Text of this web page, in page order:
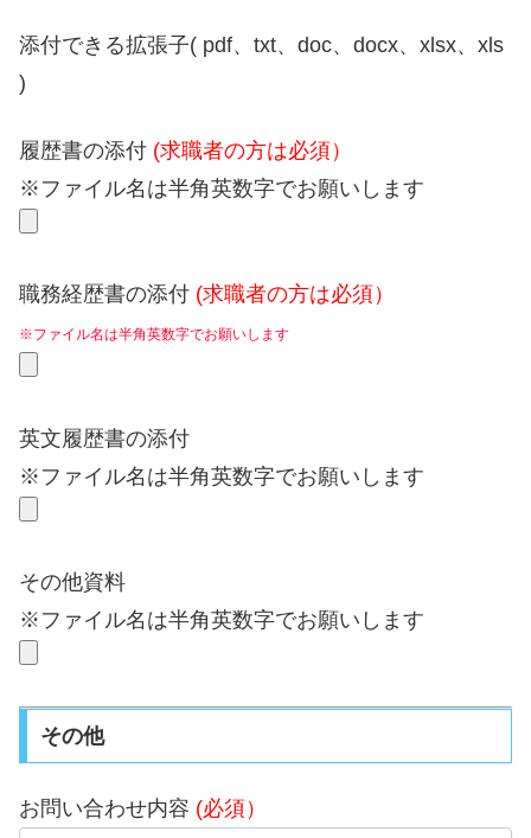
添付できる拡張子( pdf、txt、doc、docx、xlsx、xls
)
履歴書の添付 (求職者の方は必須）
※ファイル名は半角英数字でお願いします
職務経歴書の添付 (求職者の方は必須）
※ファイル名は半角英数字でお願いします
英文履歴書の添付
※ファイル名は半角英数字でお願いします
その他資料
※ファイル名は半角英数字でお願いします
その他
お問い合わせ内容 (必須）